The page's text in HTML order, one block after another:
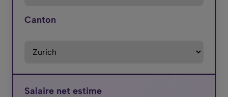
Canton
Salaire net estime